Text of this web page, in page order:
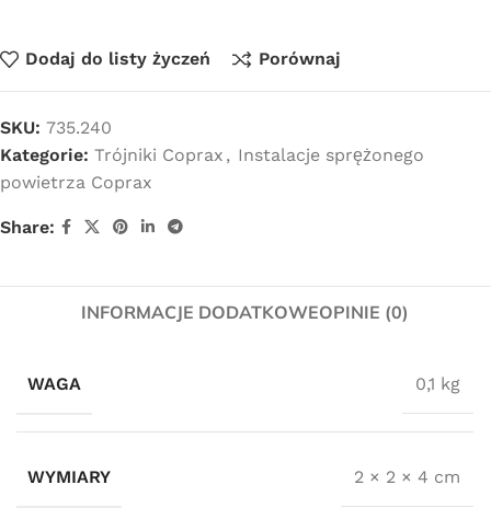
Dodaj do listy życzeń Porównaj
SKU: 735.240
Kategorie: Trójniki Coprax , Instalacje sprężonego
powietrza Coprax
Share:
INFORMACJE DODATKOWEOPINIE (0)
WAGA 0,1 kg
WYMIARY 2 × 2 × 4 cm